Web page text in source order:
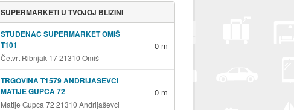
SUPERMARKETI U TVOJOJ BLIZINI
STUDENAC SUPERMARKET OMIŠ
T101
Četvrt Ribnjak 17 21310 Omiš
0 m
TRGOVINA T1579 ANDRIJAŠEVCI
MATIJE GUPCA 72
Matije Gupca 72 21310 Andrijaševci
0 m